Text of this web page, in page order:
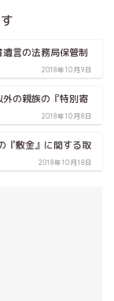
言の法務局保管制
2018年10月9日
の親族の『特別寄
2018年10月8日
『敷金』に関する取
2018年10月18日